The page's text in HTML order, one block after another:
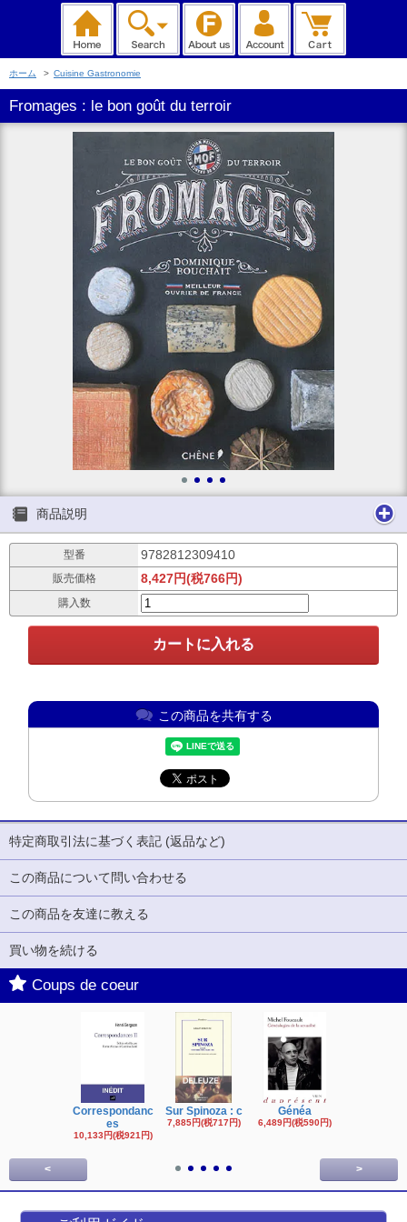
ホーム > Cuisine Gastronomie
Fromages : le bon goût du terroir
商品説明
型番 9782812309410
販売価格 8,427円(税766円)
購入数
この商品を共有する
特定商取引法に基づく表記 (返品など)
この商品について問い合わせる
この商品を友達に教える
買い物を続ける
Coups de coeur
Correspondanc
es
10,133円(税921円)
Sur Spinoza : c
7,885円(税717円)
Généa
6,489円(税590円)
< >